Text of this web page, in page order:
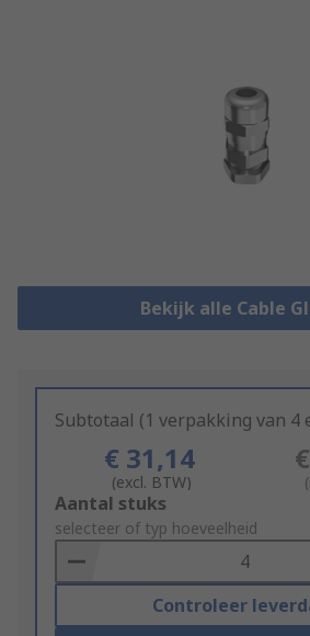
Bekijk alle Cable
Subtotaal (1 verpakking van 4
€ 31,14
(excl. BTW)
Add
to
Basket
Aantal stuks
selecteer of typ hoeveelheid
Controleer